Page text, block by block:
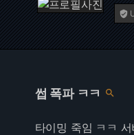

썹 폭파 ㅋㅋ 
타이밍 죽임 ㅋㅋ